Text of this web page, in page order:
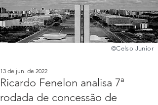
©️Celso Junior
Ricardo Fenelon analisa 7ª
rodada de concessão de
13 de jun. de 2022